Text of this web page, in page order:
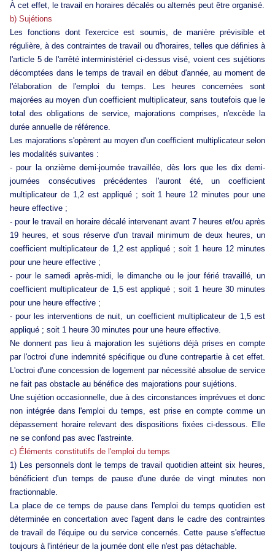
À cet effet, le travail en horaires décalés ou alternés peut être organisé.
b) Sujétions
Les fonctions dont l'exercice est soumis, de manière prévisible et
régulière, à des contraintes de travail ou d'horaires, telles que définies à
l'article 5 de l'arrêté interministériel ci-dessus visé, voient ces sujétions
décomptées dans le temps de travail en début d'année, au moment de
l'élaboration de l'emploi du temps. Les heures concernées sont
majorées au moyen d'un coefficient multiplicateur, sans toutefois que le
total des obligations de service, majorations comprises, n'excède la
durée annuelle de référence.
Les majorations s'opèrent au moyen d'un coefficient multiplicateur selon
les modalités suivantes :
- pour la onzième demi-journée travaillée, dès lors que les dix demi-
journées consécutives précédentes l'auront été, un coefficient
multiplicateur de 1,2 est appliqué ; soit 1 heure 12 minutes pour une
heure effective ;
- pour le travail en horaire décalé intervenant avant 7 heures et/ou après
19 heures, et sous réserve d'un travail minimum de deux heures, un
coefficient multiplicateur de 1,2 est appliqué ; soit 1 heure 12 minutes
pour une heure effective ;
- pour le samedi après-midi, le dimanche ou le jour férié travaillé, un
coefficient multiplicateur de 1,5 est appliqué ; soit 1 heure 30 minutes
pour une heure effective ;
- pour les interventions de nuit, un coefficient multiplicateur de 1,5 est
appliqué ; soit 1 heure 30 minutes pour une heure effective.
Ne donnent pas lieu à majoration les sujétions déjà prises en compte
par l'octroi d'une indemnité spécifique ou d'une contrepartie à cet effet.
L'octroi d'une concession de logement par nécessité absolue de service
ne fait pas obstacle au bénéfice des majorations pour sujétions.
Une sujétion occasionnelle, due à des circonstances imprévues et donc
non intégrée dans l'emploi du temps, est prise en compte comme un
dépassement horaire relevant des dispositions fixées ci-dessous. Elle
ne se confond pas avec l'astreinte.
c) Éléments constitutifs de l'emploi du temps
1) Les personnels dont le temps de travail quotidien atteint six heures,
bénéficient d'un temps de pause d'une durée de vingt minutes non
fractionnable.
La place de ce temps de pause dans l'emploi du temps quotidien est
déterminée en concertation avec l'agent dans le cadre des contraintes
de travail de l'équipe ou du service concernés. Cette pause s'effectue
toujours à l'intérieur de la journée dont elle n'est pas détachable.